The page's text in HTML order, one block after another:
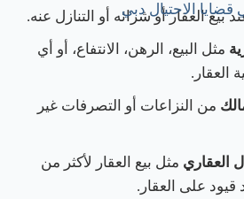
قضايا الاحتيال دبي
بيع العقار أو شرائه أو التنازل عنه.
مثل البيع، الرهن، الانتفاع، أو أي
العقار.
من النزاعات أو التصرفات غير
العقاري مثل بيع العقار لأكثر من
على العقار.